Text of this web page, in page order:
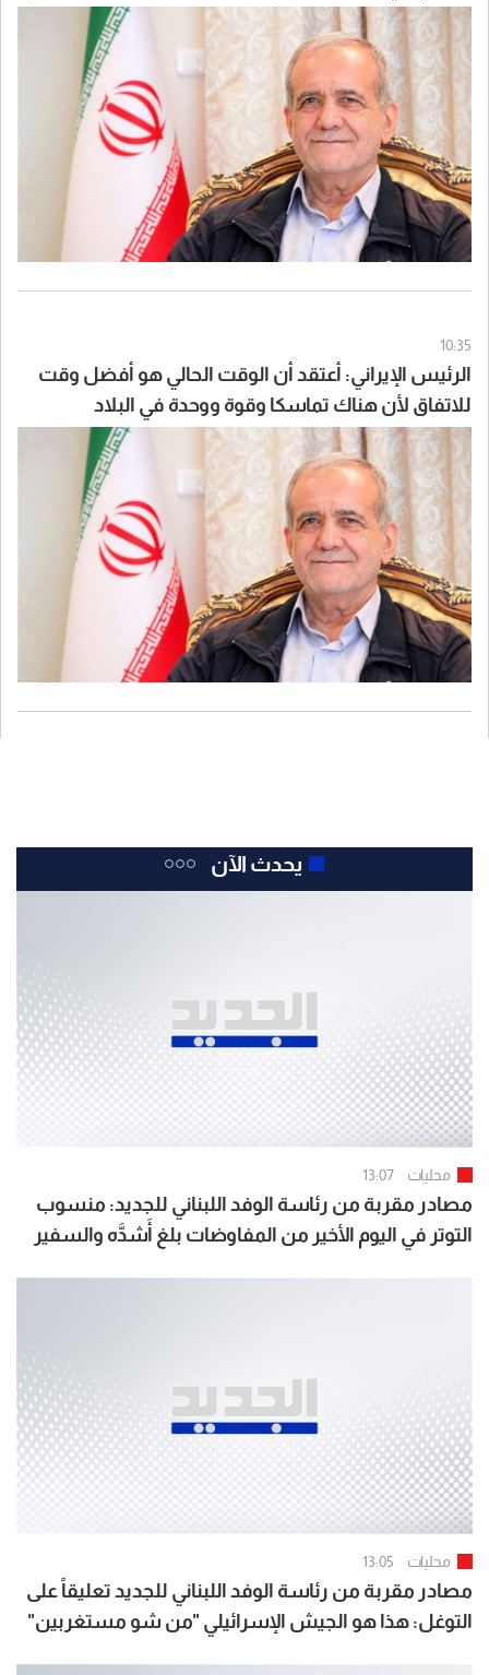
10:35
الرئيس الإيراني: أعتقد أن الوقت الحالي هو أفضل وقت
للاتفاق لأن هناك تماسكا وقوة ووحدة في البلاد
يحدث الآن
محليات 13:07
مصادر مقربة من رئاسة الوفد اللبناني للجديد: منسوب
التوتر في اليوم الأخير من المفاوضات بلغ أَشدَّه والسفير
محليات 13:05
مصادر مقربة من رئاسة الوفد اللبناني للجديد تعليقاً على
التوغل: هذا هو الجيش الإسرائيلي "من شو مستغربين"